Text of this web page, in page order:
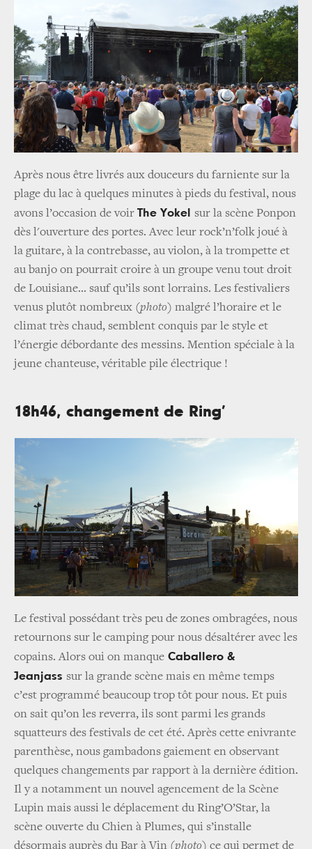
Après nous être livrés aux douceurs du farniente sur la
plage du lac à quelques minutes à pieds du festival, nous
avons l’occasion de voir The Yokel sur la scène Ponpon
dès l'ouverture des portes. Avec leur rock’n’folk joué à
la guitare, à la contrebasse, au violon, à la trompette et
au banjo on pourrait croire à un groupe venu tout droit
de Louisiane... sauf qu’ils sont lorrains. Les festivaliers
venus plutôt nombreux (photo) malgré l’horaire et le
climat très chaud, semblent conquis par le style et
l’énergie débordante des messins. Mention spéciale à la
jeune chanteuse, véritable pile électrique !
18h46, changement de Ring’
Le festival possédant très peu de zones ombragées, nous
retournons sur le camping pour nous désaltérer avec les
copains. Alors oui on manque Caballero &
Jeanjass sur la grande scène mais en même temps
c’est programmé beaucoup trop tôt pour nous. Et puis
on sait qu’on les reverra, ils sont parmi les grands
squatteurs des festivals de cet été. Après cette enivrante
parenthèse, nous gambadons gaiement en observant
quelques changements par rapport à la dernière édition.
Il y a notamment un nouvel agencement de la Scène
Lupin mais aussi le déplacement du Ring’O’Star, la
scène ouverte du Chien à Plumes, qui s’installe